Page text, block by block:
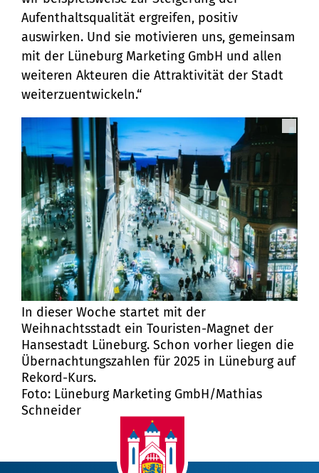
Aufenthaltsqualität ergreifen, positiv
auswirken. Und sie motivieren uns, gemeinsam
mit der Lüneburg Marketing GmbH und allen
weiteren Akteuren die Attraktivität der Stadt
weiterzuentwickeln.“
In dieser Woche startet mit der
Weihnachtsstadt ein Touristen-Magnet der
Hansestadt Lüneburg. Schon vorher liegen die
Übernachtungszahlen für 2025 in Lüneburg auf
Rekord-Kurs.
Foto: Lüneburg Marketing GmbH/Mathias
Schneider